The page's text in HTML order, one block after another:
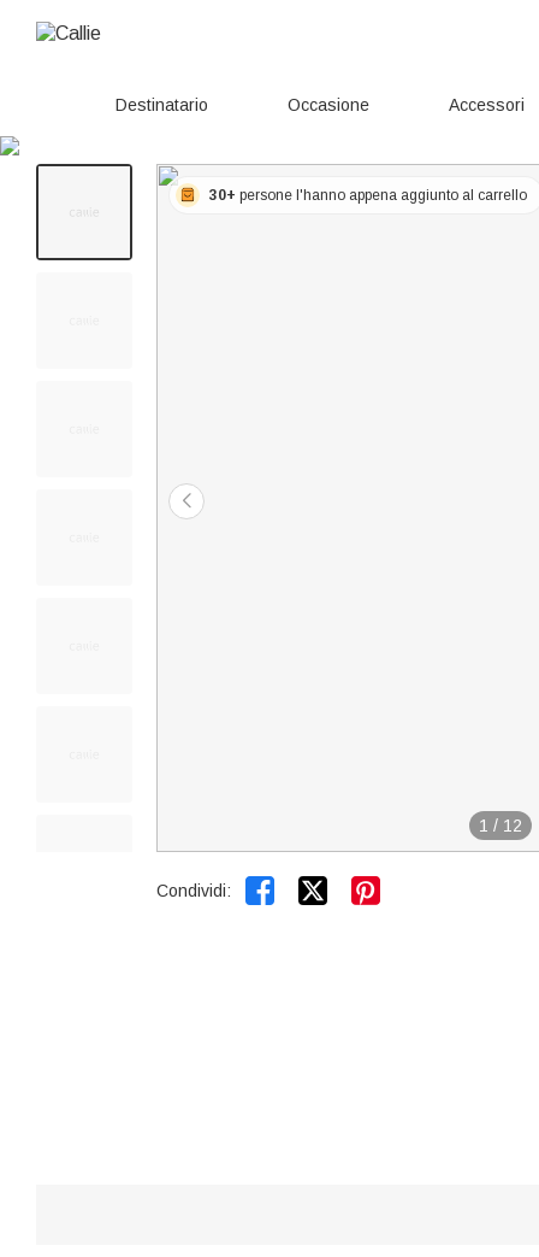
Destinatario Occasione Accessori
1 / 12
30+ persone l'hanno appena aggiunto al carrello
Condividi:  